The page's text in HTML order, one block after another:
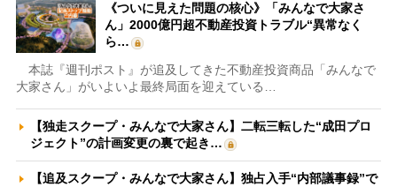
《ついに見えた問題の核心》「みんなで大家さ
ん」2000億円超不動産投資トラブル“異常なく
ら…
本誌『週刊ポスト』が追及してきた不動産投資商品「みんなで
大家さん」がいよいよ最終局面を迎えている…
【独走スクープ・みんなで大家さん】二転三転した“成田プロ
ジェクト”の計画変更の裏で起き…
【追及スクープ・みんなで大家さん】独占入手“内部議事録”で